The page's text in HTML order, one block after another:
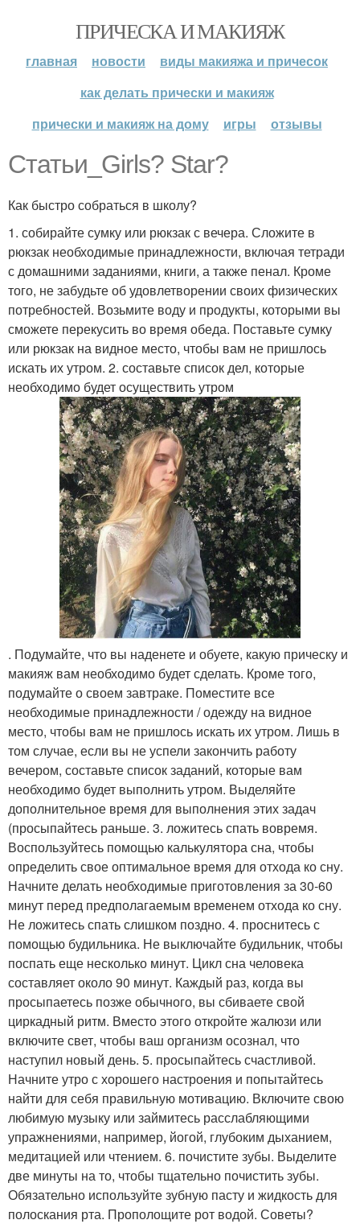
ПРИЧЕСКА И МАКИЯЖ
главная новости
виды макияжа и причесок
как делать прически и макияж
прически и макияж на дому
игры отзывы
Статьи_Girls? Star?
Как быстро собраться в школу?
1. собирайте сумку или рюкзак с вечера. Сложите в
рюкзак необходимые принадлежности, включая тетради
с домашними заданиями, книги, а также пенал. Кроме
того, не забудьте об удовлетворении своих физических
потребностей. Возьмите воду и продукты, которыми вы
сможете перекусить во время обеда. Поставьте сумку
или рюкзак на видное место, чтобы вам не пришлось
искать их утром. 2. составьте список дел, которые
необходимо будет осуществить утром
. Подумайте, что вы наденете и обуете, какую прическу и
макияж вам необходимо будет сделать. Кроме того,
подумайте о своем завтраке. Поместите все
необходимые принадлежности / одежду на видное
место, чтобы вам не пришлось искать их утром. Лишь в
том случае, если вы не успели закончить работу
вечером, составьте список заданий, которые вам
необходимо будет выполнить утром. Выделяйте
дополнительное время для выполнения этих задач
(просыпайтесь раньше. 3. ложитесь спать вовремя.
Воспользуйтесь помощью калькулятора сна, чтобы
определить свое оптимальное время для отхода ко сну.
Начните делать необходимые приготовления за 30-60
минут перед предполагаемым временем отхода ко сну.
Не ложитесь спать слишком поздно. 4. проснитесь с
помощью будильника. Не выключайте будильник, чтобы
поспать еще несколько минут. Цикл сна человека
составляет около 90 минут. Каждый раз, когда вы
просыпаетесь позже обычного, вы сбиваете свой
циркадный ритм. Вместо этого откройте жалюзи или
включите свет, чтобы ваш организм осознал, что
наступил новый день. 5. просыпайтесь счастливой.
Начните утро с хорошего настроения и попытайтесь
найти для себя правильную мотивацию. Включите свою
любимую музыку или займитесь расслабляющими
упражнениями, например, йогой, глубоким дыханием,
медитацией или чтением. 6. почистите зубы. Выделите
две минуты на то, чтобы тщательно почистить зубы.
Обязательно используйте зубную пасту и жидкость для
полоскания рта. Прополощите рот водой. Советы?